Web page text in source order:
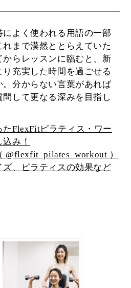
よく使われる用語の一部
まで漠然ととらえていた
らレッスンに臨むと、新
充実した時間を過ごせる
分からない言葉があれば
して更なる深みを目指し
FlexFitピラティス・ワー
み！
@flexfit_pilates_workout ）
、ピラティスの効果など